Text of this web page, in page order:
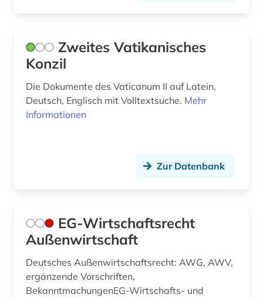
frau (1)
frauenbewegung (5)
freier deutscher gewerkschaftsbund (1)
friede (1)
friedenssicherung (1)
friedenstheologie (1)
Zweites Vatikanisches
Konzil
Die Dokumente des Vaticanum II auf Latein,
Deutsch, Englisch mit Volltextsuche. Mehr
Informationen
Zur Datenbank
EG-Wirtschaftsrecht
Außenwirtschaft
Deutsches Außenwirtschaftsrecht: AWG, AWV,
ergänzende Vorschriften,
BekanntmachungenEG-Wirtschafts- und